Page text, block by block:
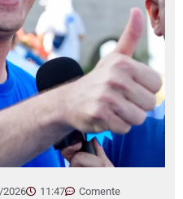
11:47 Comente